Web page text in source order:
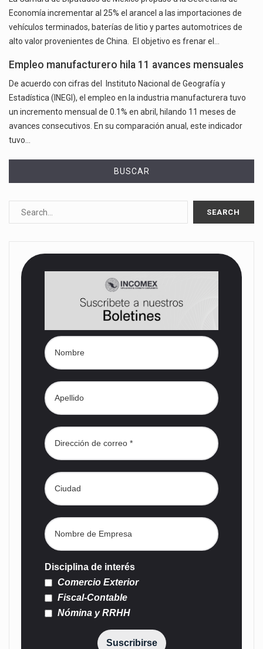
Economía incrementar al 25% el arancel a las importaciones de
vehículos terminados, baterías de litio y partes automotrices de
alto valor provenientes de China. El objetivo es frenar el…
Empleo manufacturero hila 11 avances mensuales
De acuerdo con cifras del Instituto Nacional de Geografía y
Estadística (INEGI), el empleo en la industria manufacturera tuvo
un incremento mensual de 0.1% en abril, hilando 11 meses de
avances consecutivos. En su comparación anual, este indicador
tuvo…
BUSCAR
Disciplina de interés
Comercio Exterior
Fiscal-Contable
Nómina y RRHH
Suscribirse